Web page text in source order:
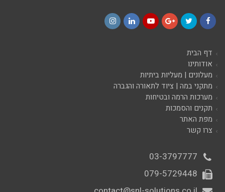
דף הבית
אודותינו
מעלונים | מעליות ביתיות
מתקני במה | ציוד לתאורה והגברה
מערכות הרמה ובטיחות
תקנים והסמכות
מפת האתר
צרו קשר
03-3797777
079-5729448